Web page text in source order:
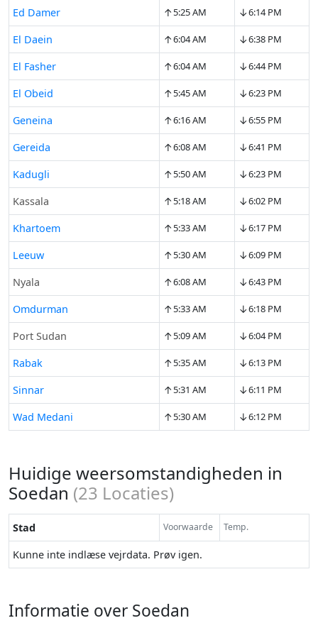
Ed Damer ↑5:25 AM ↓6:14 PM
El Daein ↑6:04 AM ↓6:38 PM
El Fasher ↑6:04 AM ↓6:44 PM
El Obeid ↑5:45 AM ↓6:23 PM
Geneina ↑6:16 AM ↓6:55 PM
Gereida ↑6:08 AM ↓6:41 PM
Kadugli ↑5:50 AM ↓6:23 PM
Kassala ↑5:18 AM ↓6:02 PM
Khartoem ↑5:33 AM ↓6:17 PM
Leeuw ↑5:30 AM ↓6:09 PM
Nyala ↑6:08 AM ↓6:43 PM
Omdurman ↑5:33 AM ↓6:18 PM
Port Sudan ↑5:09 AM ↓6:04 PM
Rabak ↑5:35 AM ↓6:13 PM
Sinnar ↑5:31 AM ↓6:11 PM
Wad Medani ↑5:30 AM ↓6:12 PM
Huidige weersomstandigheden in
Soedan (23 Locaties)
Stad Voorwaarde Temp.
Kunne inte indlæse vejrdata. Prøv igen.
Informatie over Soedan